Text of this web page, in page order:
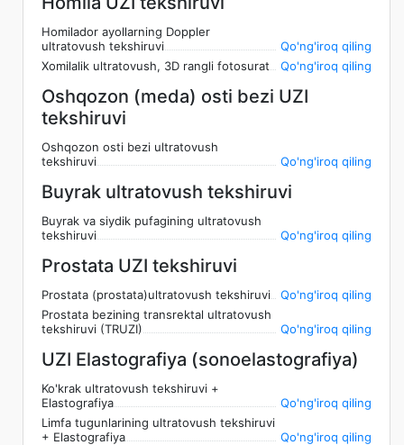
Homilador ayollarning Doppler
ultratovush tekshiruvi
Qo'ng'iroq qiling
Xomilalik ultratovush, 3D rangli fotosurat
Qo'ng'iroq qiling
Oshqozon (meda) osti bezi UZI
tekshiruvi
Oshqozon osti bezi ultratovush
tekshiruvi
Qo'ng'iroq qiling
Buyrak ultratovush tekshiruvi
Buyrak va siydik pufagining ultratovush
tekshiruvi
Qo'ng'iroq qiling
Prostata UZI tekshiruvi
Prostata (prostata)ultratovush tekshiruvi
Qo'ng'iroq qiling
Prostata bezining transrektal ultratovush
tekshiruvi (TRUZI)
Qo'ng'iroq qiling
UZI Elastografiya (sonoelastografiya)
Ko'krak ultratovush tekshiruvi +
Elastografiya
Qo'ng'iroq qiling
Limfa tugunlarining ultratovush tekshiruvi
+ Elastografiya
Qo'ng'iroq qiling